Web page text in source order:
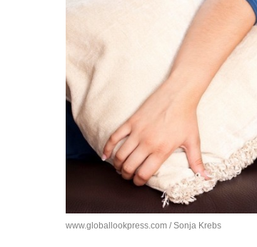
www.globallookpress.com / Sonja Krebs